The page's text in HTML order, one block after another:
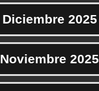
Diciembre 2025
Noviembre 2025